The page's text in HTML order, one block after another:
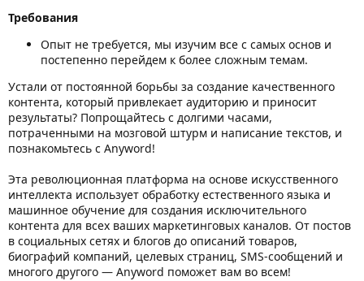
Требования
Опыт не требуется, мы изучим все с самых основ и
постепенно перейдем к более сложным темам.
Устали от постоянной борьбы за создание качественного
контента, который привлекает аудиторию и приносит
результаты? Попрощайтесь с долгими часами,
потраченными на мозговой штурм и написание текстов, и
познакомьтесь с Anyword!
Эта революционная платформа на основе искусственного
интеллекта использует обработку естественного языка и
машинное обучение для создания исключительного
контента для всех ваших маркетинговых каналов. От постов
в социальных сетях и блогов до описаний товаров,
биографий компаний, целевых страниц, SMS-сообщений и
многого другого — Anyword поможет вам во всем!